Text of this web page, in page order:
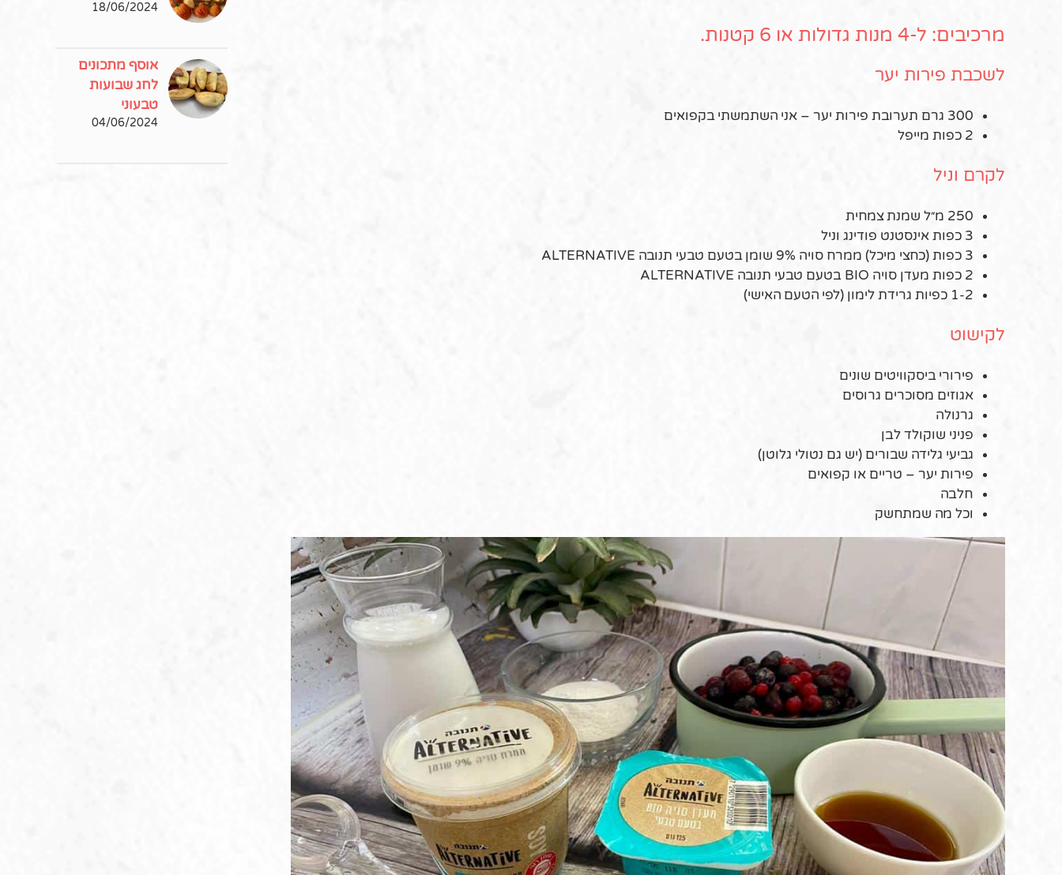
מרכיבים: ל-4 מנות גדולות או 6 קטנות.
לשכבת פירות יער
300 גרם תערובת פירות יער – אני השתמשתי בקפואים
2 כפות מייפל
לקרם וניל
250 מ״ל שמנת צמחית
3 כפות אינסטנט פודינג וניל
3 כפות (כחצי מיכל)
ממרח סויה 9% שומן בטעם טבעי תנובה
ALTERNATIVE
2 כפות מעדן סויה
BIO בטעם טבעי תנובה ALTERNATIVE
1-2 כפיות גרידת לימון (לפי הטעם האישי)
לקישוט
פירורי ביסקוויטים שונים
אגוזים מסוכרים גרוסים
גרנולה
פניני שוקולד לבן
גביעי גלידה שבורים (יש גם נטולי גלוטן)
פירות יער – טריים או קפואים
חלבה
וכל מה שמתחשק
18/06/2024
אוסף מתכונים
לחג שבועות
טבעוני
04/06/2024